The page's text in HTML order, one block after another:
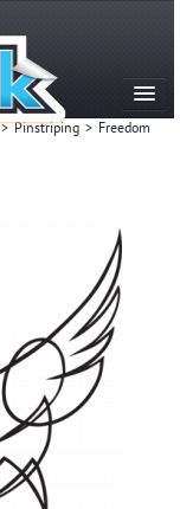
> Pinstriping > Freedom